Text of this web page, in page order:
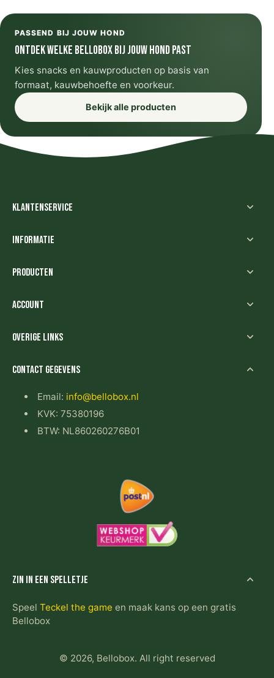
PASSEND BIJ JOUW HOND
Ontdek welke Bellobox bij jouw hond past
Kies snacks en kauwproducten op basis van
formaat, kauwbehoefte en voorkeur.
Bekijk alle producten
Klantenservice
Informatie
Producten
Account
Overige links
Contact gegevens
Email: info@bellobox.nl
KVK: 75380196
BTW: NL860260276B01
Zin in een spelletje
Speel Teckel the game en maak kans op een gratis
Bellobox
© 2026, Bellobox. All right reserved